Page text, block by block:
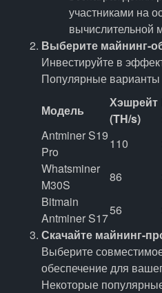
участниками на
вычислительной
Выберите майнинг-
Инвестируйте в
Популярные
Модель
Хэшрейт
(TH/s)
Antminer S19
Pro
110
Whatsminer
M30S
86
Bitmain
Antminer S17
56
Скачайте майнинг-
Выберите
обеспечение для
Некоторые